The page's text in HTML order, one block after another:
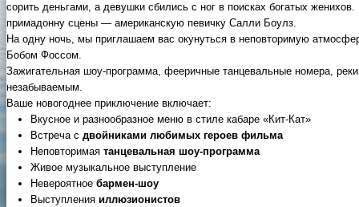
сорить деньгами, а девушки сбились с ног в поисках богатых
примадонну сцены — американскую певичку Салли Боулз.
На одну ночь, мы приглашаем вас окунуться в неповторимую
Бобом Фоссом.
Зажигательная шоу-программа, фееричные танцевальные номера,
незабываемым.
Ваше новогоднее приключение включает:
Вкусное и разнообразное меню в стиле кабаре «Кит-Кат»
Встреча с двойниками любимых героев фильма
Неповторимая танцевальная шоу-программа
Живое музыкальное выступление
Невероятное бармен-шоу
Выступления иллюзионистов